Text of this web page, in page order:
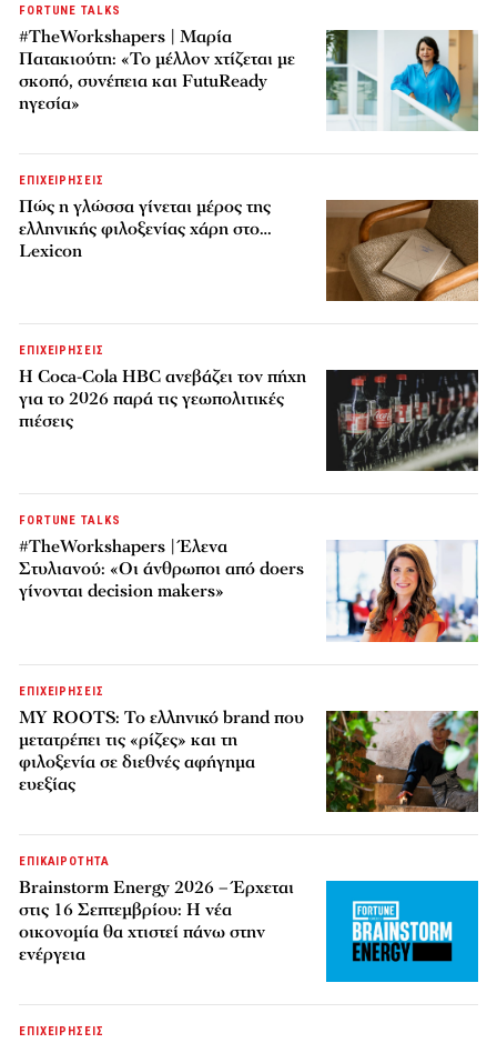
FORTUNE TALKS
#TheWorkshapers | Μαρία
Πατακιούτη: «Το μέλλον χτίζεται με
σκοπό, συνέπεια και FutuReady
ηγεσία»
ΕΠΙΧΕΙΡΗΣΕΙΣ
Πώς η γλώσσα γίνεται μέρος της
ελληνικής φιλοξενίας χάρη στο…
Lexicon
ΕΠΙΧΕΙΡΗΣΕΙΣ
Η Coca-Cola HBC ανεβάζει τον πήχη
για το 2026 παρά τις γεωπολιτικές
πιέσεις
FORTUNE TALKS
#TheWorkshapers | Έλενα
Στυλιανού: «Οι άνθρωποι από doers
γίνονται decision makers»
ΕΠΙΧΕΙΡΗΣΕΙΣ
MY ROOTS: Το ελληνικό brand που
μετατρέπει τις «ρίζες» και τη
φιλοξενία σε διεθνές αφήγημα
ευεξίας
ΕΠΙΚΑΙΡΟΤΗΤΑ
Brainstorm Energy 2026 – Έρχεται
στις 16 Σεπτεμβρίου: Η νέα
οικονομία θα χτιστεί πάνω στην
ενέργεια
ΕΠΙΧΕΙΡΗΣΕΙΣ